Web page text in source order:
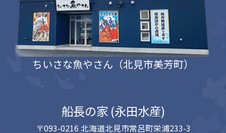
ちいさな魚やさん（北見市美芳町）
船長の家 (永田水産)
〒093-0216 北海道北見市常呂町栄浦233-3